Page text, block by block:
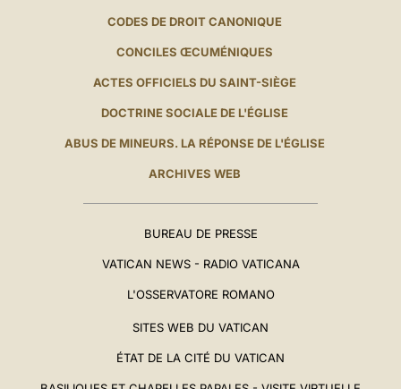
CODES DE DROIT CANONIQUE
CONCILES ŒCUMÉNIQUES
ACTES OFFICIELS DU SAINT-SIÈGE
DOCTRINE SOCIALE DE L'ÉGLISE
ABUS DE MINEURS. LA RÉPONSE DE L'ÉGLISE
ARCHIVES WEB
BUREAU DE PRESSE
VATICAN NEWS - RADIO VATICANA
L'OSSERVATORE ROMANO
SITES WEB DU VATICAN
ÉTAT DE LA CITÉ DU VATICAN